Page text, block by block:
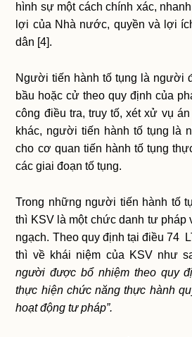
hình sự một cách chính xác,
lợi của Nhà nước, quyền và lợi
dân [4].
Người tiến hành tố tụng là người
bầu hoặc cử theo quy định của
công điều tra, truy tố, xét xử vụ
khác, người tiến hành tố tụng là
cho cơ quan tiến hành tố tụng
các giai đoạn tố tụng.
Trong những người tiến hành tố
thì KSV là một chức danh tư pháp
ngạch. Theo quy định tại điều 74
thì về khái niệm của KSV như
người được bổ nhiệm theo quy
thực hiện chức năng thực hành
hoạt động tư pháp”.